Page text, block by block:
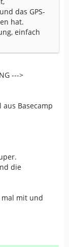
das GPS-
hat.
einfach
--->
Basecamp
die
mal mit und